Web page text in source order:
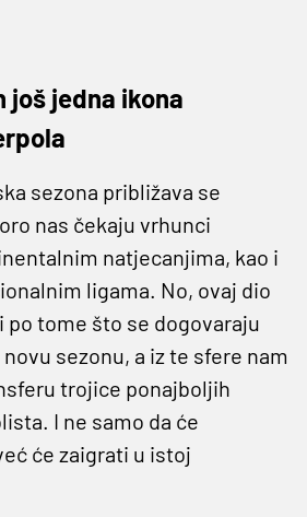
još jedna ikona
sezona približava se
nas čekaju vrhunci
natjecanjima, kao i
ligama. No, ovaj dio
po tome što se dogovaraju
sezonu, a iz te sfere nam
trojice ponajboljih
I ne samo da će
će zaigrati u istoj